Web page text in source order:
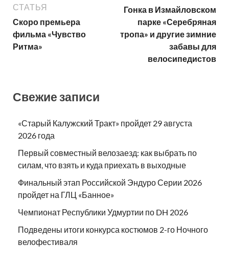
СТАТЬЯ
Скоро премьера
фильма «Чувство
Ритма»
Гонка в Измайловском
парке «Серебряная
тропа» и другие зимние
забавы для
велосипедистов
Свежие записи
«Старый Калужский Тракт» пройдет 29 августа
2026 года
Первый совместный велозаезд: как выбрать по
силам, что взять и куда приехать в выходные
Финальный этап Российской Эндуро Серии 2026
пройдет на ГЛЦ «Банное»
Чемпионат Республики Удмуртии по DH 2026
Подведены итоги конкурса костюмов 2-го Ночного
велофестиваля